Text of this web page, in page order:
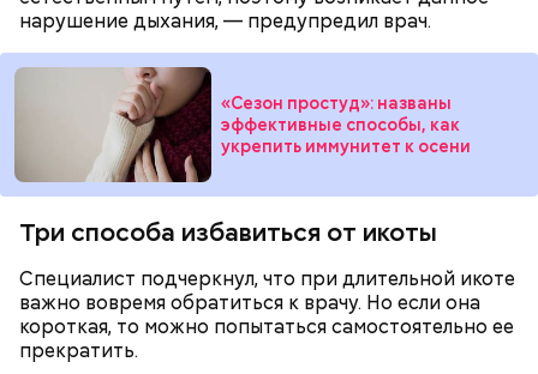
нарушение дыхания, — предупредил врач.
«Сезон простуд»: названы
эффективные способы, как
укрепить иммунитет к осени
Три способа избавиться от икоты
Специалист подчеркнул, что при длительной икоте
важно вовремя обратиться к врачу. Но если она
короткая, то можно попытаться самостоятельно ее
прекратить.
Однако диетолог предупредила: не для всех дыня
может быть полезна. В первую очередь ее стоит
есть с осторожностью людям:
Вовсю идет и сезон черешни. «Вечерняя Москва»
узнала у врача — эндокринолога-диетолога
Натальи Лазуренко, как правильно есть эту ягодус
пользой для здоровья.